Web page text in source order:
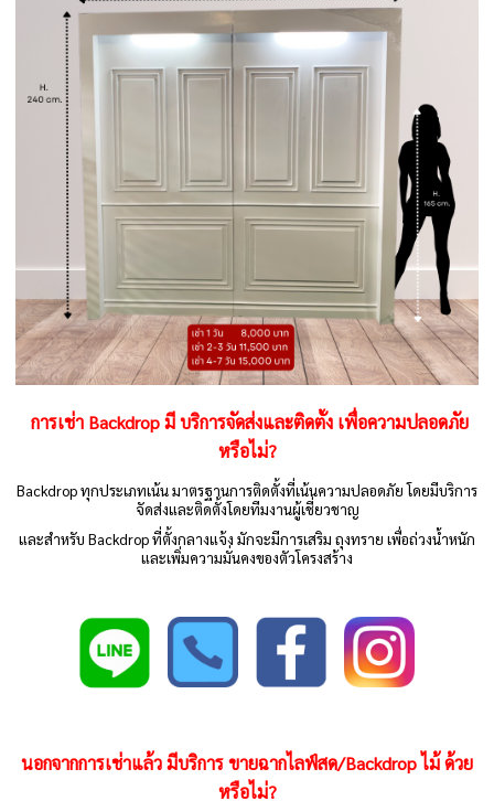
การเช่า Backdrop มี บริการจัดส่งและติดตั้ง เพื่อความปลอดภัย
หรือไม่?
Backdrop ทุกประเภทเน้น มาตรฐานการติดตั้งที่เน้นความปลอดภัย โดยมีบริการ
จัดส่งและติดตั้งโดยทีมงานผู้เชี่ยวชาญ
และสำหรับ Backdrop ที่ตั้งกลางแจ้ง มักจะมีการเสริม ถุงทราย เพื่อถ่วงน้ำหนัก
และเพิ่มความมั่นคงของตัวโครงสร้าง
นอกจากการเช่าแล้ว มีบริการ ขายฉากไลฟ์สด/Backdrop ไม้ ด้วย
หรือไม่?